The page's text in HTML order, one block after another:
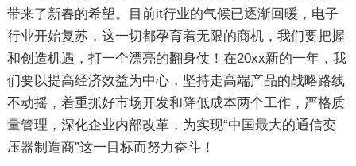
带来了新春的希望。目前it行业的气候已逐渐回暖，电子
行业开始复苏，这一切都孕育着无限的商机，我们要把握
和创造机遇，打一个漂亮的翻身仗！在20xx新的一年，我
们要以提高经济效益为中心，坚持走高端产品的战略路线
不动摇，着重抓好市场开发和降低成本两个工作，严格质
量管理，深化企业内部改革，为实现“中国最大的通信变
压器制造商”这一目标而努力奋斗！